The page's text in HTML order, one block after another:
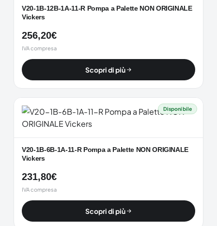
V20-1B-12B-1A-11-R Pompa a Palette NON ORIGINALE
Vickers
256,20€
IVA compresa
Scopri di più
Disponibile
V20-1B-6B-1A-11-R Pompa a Palette NON ORIGINALE
Vickers
231,80€
IVA compresa
Scopri di più